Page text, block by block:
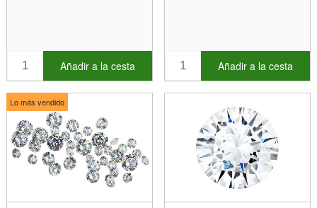
Añadir a la cesta Añadir a la cesta
Lo más vendido